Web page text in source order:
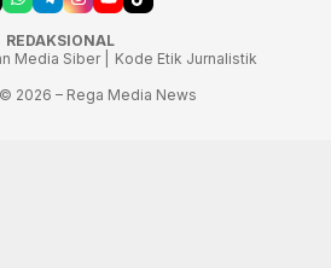
REDAKSIONAL
Media Siber |
Kode Etik Jurnalistik
2026 – Rega Media News